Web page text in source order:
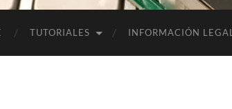
TUTORIALES INFORMACIÓN LEGAL